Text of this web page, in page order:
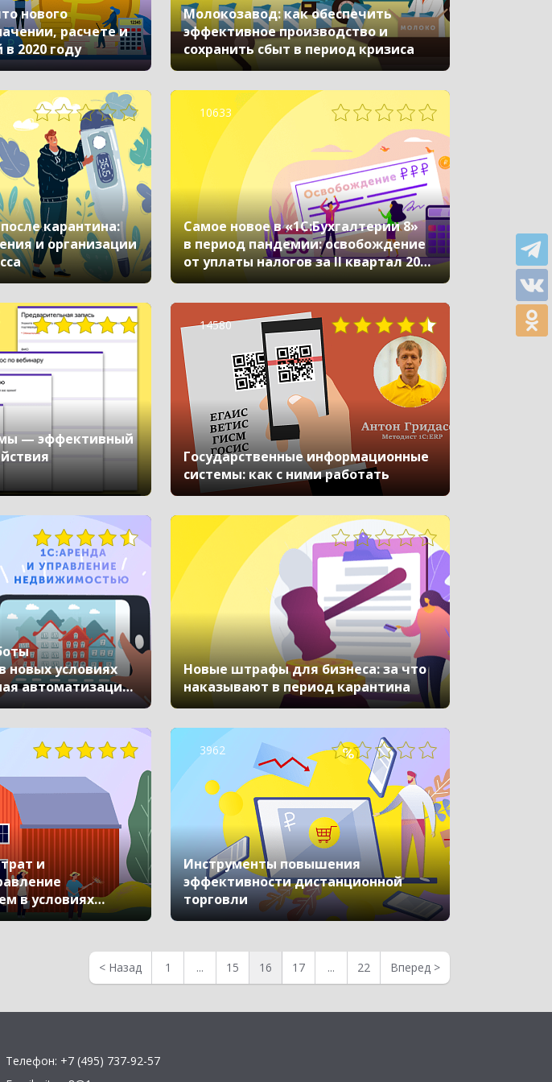
нового
расчете и
2020 году
Молокозавод: как обеспечить
эффективное производство и
сохранить сбыт в период кризиса
карантина:
и организации
10633
Самое новое в «1С:Бухгалтерии 8»
в период пандемии: освобождение
от уплаты налогов за II квартал 2020
года
— эффективный
14580
Государственные информационные
системы: как с ними работать
новых условиях
автоматизация
Новые штрафы для бизнеса: за что
наказывают в период карантина
и
в условиях
3962
Инструменты повышения
эффективности дистанционной
торговли
< Назад 1 ... 15 16 17 ... 22 Вперед >
Телефон: +7 (495) 737-92-57